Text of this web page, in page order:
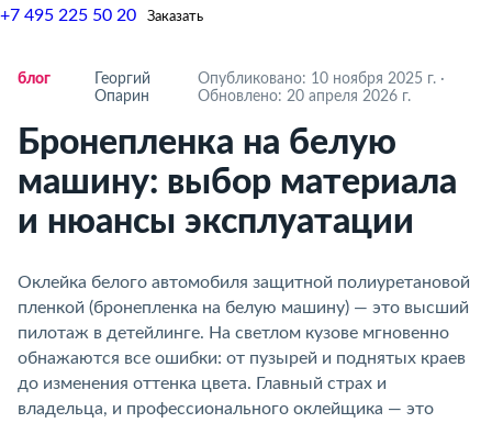
+7 495 225 50 20
Заказать
ло
Георгий
Опарин
Опубликовано: 10 ноября 2025 г. ·
Обновлено: 20 апреля 2026 г.
Бронепленка на белую
машину: выбор материала
и нюансы эксплуатации
Оклейка белого автомобиля защитной полиуретановой
пленкой (бронепленка на белую машину) — это высший
пилотаж в детейлинге. На светлом кузове мгновенно
обнажаются все ошибки: от пузырей и поднятых крае
до изменения оттенка цвета. Главный страх и
ладельца, и профессионального оклейщика — это